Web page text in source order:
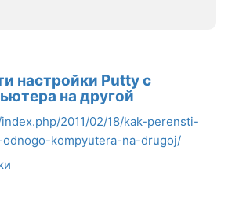
настройки Putty с
на другой
2011/02/18/kak-perensti-
kompyutera-na-drugoj/